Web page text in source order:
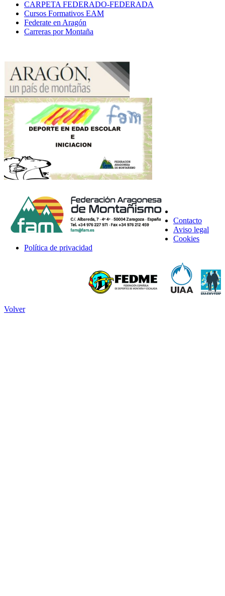
CARPETA FEDERADO-FEDERADA
Cursos Formativos EAM
Federate en Aragón
Carreras por Montaña
Contacto
Aviso legal
Cookies
Política de privacidad
Volver